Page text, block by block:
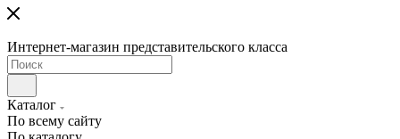
Интернет-магазин представительского класса
Каталог
По всему сайту